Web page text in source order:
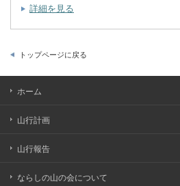
詳細を見る
トップページに戻る
ホーム
山行計画
山行報告
ならしの山の会について